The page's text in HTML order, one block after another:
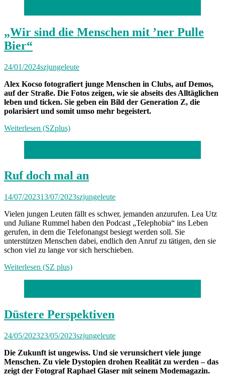
„Wir sind die Menschen mit ’ner Pulle
Bier“
24/01/2024szjungeleute
Alex Kocso fotografiert junge Menschen in Clubs, auf Demos,
auf der Straße. Die Fotos zeigen, wie sie abseits des Alltäglichen
leben und ticken. Sie geben ein Bild der Generation Z, die
polarisiert und somit umso mehr begeistert.
Weiterlesen (SZplus)
Ruf doch mal an
14/07/202313/07/2023szjungeleute
Vielen jungen Leuten fällt es schwer, jemanden anzurufen. Lea Utz
und Juliane Rummel haben den Podcast „Telephobia“ ins Leben
gerufen, in dem die Telefonangst besiegt werden soll. Sie
unterstützen Menschen dabei, endlich den Anruf zu tätigen, den sie
schon viel zu lange vor sich herschieben.
Weiterlesen (SZ plus)
Düstere Perspektiven
24/05/202323/05/2023szjungeleute
Die Zukunft ist ungewiss. Und sie verunsichert viele junge
Menschen. Zu viele Dystopien drohen Realität zu werden – das
zeigt der Fotograf Raphael Glaser mit seinem Modemagazin.